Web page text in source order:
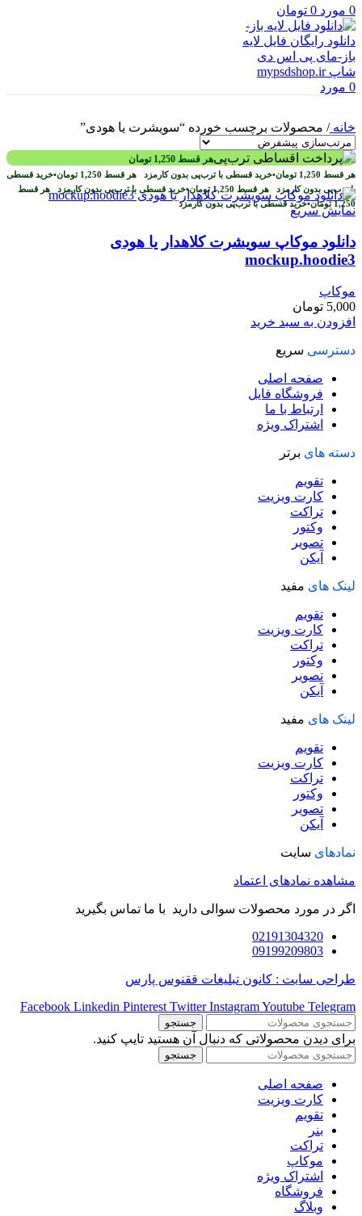
0 مورد 0 تومان
0 مورد
خانه/ محصولات برچسب خورده “سویشرت یا هودی”
هر قسط 1,250 تومان
هر قسط 1,250 تومان•خرید قسطی با ترب‌پی بدون کارمزد هر قسط 1,250 تومان•خرید قسطی
با ترب‌پی بدون کارمزد هر قسط 1,250 تومان•خرید قسطی با ترب‌پی بدون کارمزد هر قسط
1,250 تومان•خرید قسطی با ترب‌پی بدون کارمزدنمایش سریع
دانلود موکاپ سویشرت کلاهدار یا هودی
mockup.hoodie3
موکاپ
5,000 تومان
افزودن به سبد خرید
دسترسی سریع
صفحه اصلی
فروشگاه فایل
ارتباط با ما
اشتراک ویژه
دسته های برتر
تقویم
کارت ویزیت
تراکت
وکتور
تصویر
آیکن
لینک های مفید
تقویم
کارت ویزیت
تراکت
وکتور
تصویر
آیکن
لینک های مفید
تقویم
کارت ویزیت
تراکت
وکتور
تصویر
آیکن
نمادهای سایت
مشاهده نمادهای اعتماد
اگر در مورد محصولات سوالی دارید با ما تماس بگیرید
02191304320
09199209803
طراحی سایت : کانون تبلیغات ققنوس پارس
Facebook Linkedin Pinterest Twitter InstagramYoutube Telegram
جستجو
برای دیدن محصولاتی که دنبال آن هستید تایپ کنید.
جستجو
صفحه اصلی
کارت ویزیت
تقویم
بنر
تراکت
موکاپ
اشتراک ویژه
فروشگاه
وبلاگ